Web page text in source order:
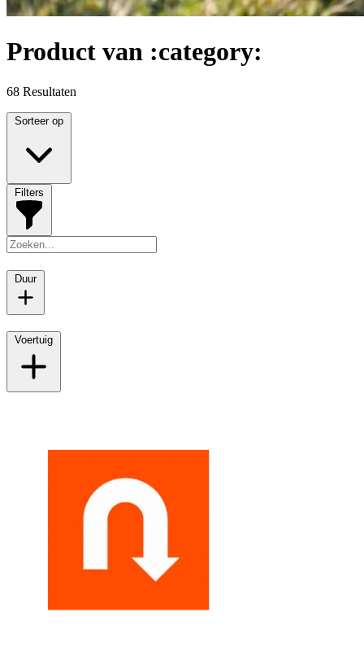
Product van :category:
68 Resultaten
Sorteer op
Filters
Duur
Voertuig